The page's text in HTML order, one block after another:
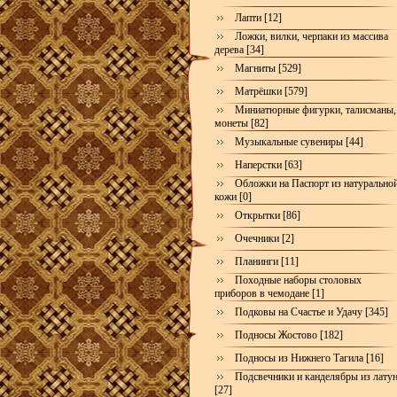
Лапти [12]
Ложки, вилки, черпаки из массива
дерева [34]
Магниты [529]
Матрёшки [579]
Миниатюрные фигурки, талисманы,
монеты [82]
Музыкальные сувениры [44]
Наперстки [63]
Обложки на Паспорт из
кожи [0]
Открытки [86]
Очечники [2]
Планинги [11]
Походные наборы столовых
приборов в чемодане [1]
Подковы на Счастье и Удачу [345]
Подносы Жостово [182]
Подносы из Нижнего Тагила [16]
Подсвечники и канделябры из
[27]